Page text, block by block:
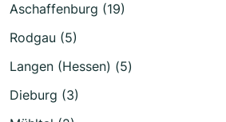
Aschaffenburg (19)
Rodgau (5)
Langen (Hessen) (5)
Dieburg (3)